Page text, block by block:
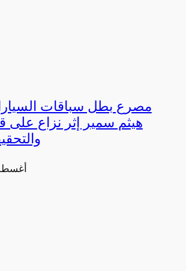
مصرع بطل سباقات
هيثم سمير إثر نزاع
12